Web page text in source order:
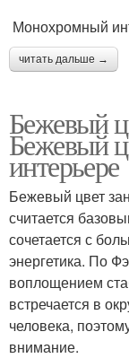
Монохромный
читать дальше →
Бежевый
Бежевый
интерьере
Бежевый цвет
считается
сочетается с
энергетика. По
воплощением
встречается в
человека,
внимание.